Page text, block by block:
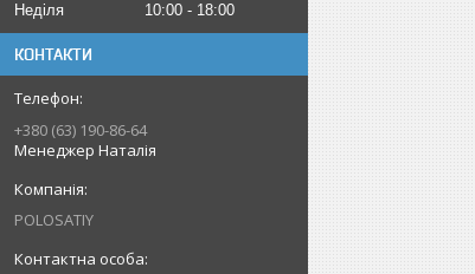
Неділя
10:00 18:00
КОНТАКТИ
+380 (63) 190-86-64
Менеджер Наталія
POLOSATIY